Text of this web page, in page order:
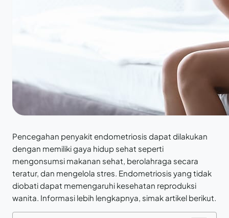
Pencegahan penyakit endometriosis dapat dilakukan
dengan memiliki gaya hidup sehat seperti
mengonsumsi makanan sehat, berolahraga secara
teratur, dan mengelola stres. Endometriosis yang tidak
diobati dapat memengaruhi kesehatan reproduksi
wanita. Informasi lebih lengkapnya, simak artikel berikut.